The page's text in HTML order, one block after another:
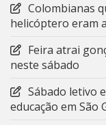
Colombianas
helicóptero eram
Feira atrai
neste sábado
Sábado letivo
educação em São